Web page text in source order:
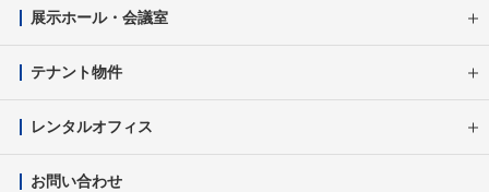
展示ホール・会議室
テナント物件
レンタルオフィス
お問い合わせ